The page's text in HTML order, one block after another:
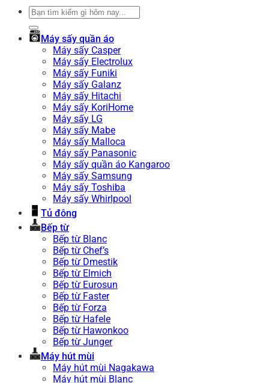
Tìm
Máy sấy quần áo
Máy sấy Casper
Máy sấy Electrolux
Máy sấy Funiki
Máy sấy Galanz
Máy sấy Hitachi
Máy sấy KoriHome
Máy sấy LG
Máy sấy Mabe
Máy sấy Malloca
Máy sấy Panasonic
Máy sấy quần áo Kangaroo
Máy sấy Samsung
Máy sấy Toshiba
Máy sấy Whirlpool
Tủ đông
Bếp từ
Bếp từ Blanc
Bếp từ Chef’s
Bếp từ Dmestik
Bếp từ Elmich
Bếp từ Eurosun
Bếp từ Faster
Bếp từ Forza
Bếp từ Hafele
Bếp từ Hawonkoo
Bếp từ Junger
Máy hút mùi
Máy hút mùi Nagakawa
Máy hút mùi Blanc